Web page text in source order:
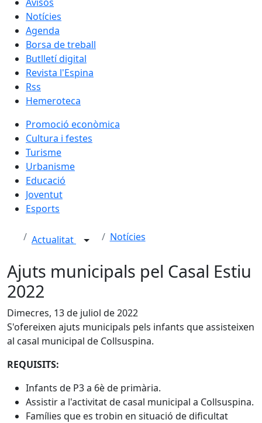
Notícies
Agenda
Borsa de treball
Butlletí digital
Revista l'Espina
Rss
Hemeroteca
Promoció econòmica
Cultura i festes
Turisme
Urbanisme
Educació
Joventut
Esports
Actualitat Notícies
Ajuts municipals pel Casal Estiu
2022
Dimecres, 13 de juliol de 2022
S'ofereixen ajuts municipals pels infants que assisteixen
al casal municipal de Collsuspina.
REQUISITS:
Infants de P3 a 6è de primària.
Assistir a l'activitat de casal municipal a Collsuspina.
Famílies que es trobin en situació de dificultat